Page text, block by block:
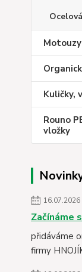
Kuličky,
Rouno
vložky
16.07.2026
Začínáme
přidáváme
firmy